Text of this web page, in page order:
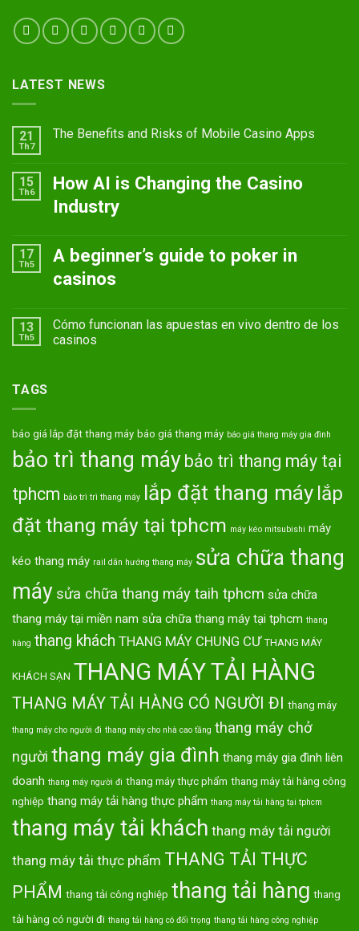
LATEST NEWS
21
Th7
The Benefits and Risks of Mobile Casino Apps
15
Th6
How AI is Changing the Casino
Industry
17
Th5
A beginner’s guide to poker in
casinos
13
Th5
Cómo funcionan las apuestas en vivo dentro de los
casinos
TAGS
báo giá lắp đặt thang máy báo giá thang máy báo giá thang máy gia đình
bảo trì thang máy bảo trì thang máy tại
tphcm bảo trì trì thang máy lắp đặt thang máy lắp
đặt thang máy tại tphcm máy kéo mitsubishi máy
kéo thang máy rail dãn hướng thang máy sửa chữa thang
máy sửa chữa thang máy taih tphcm sửa chữa
thang máy tại miền nam sửa chữa thang máy tại tphcm thang
hàng thang khách THANG MÁY CHUNG CƯ THANG MÁY
KHÁCH SẠN THANG MÁY TẢI HÀNG
THANG MÁY TẢI HÀNG CÓ NGƯỜI ĐI thang máy
thang máy cho người đi thang máy cho nhà cao tầng thang máy chở
người thang máy gia đình thang máy gia đình liên
doanh thang máy người đi thang máy thực phẩm thang máy tải hàng công
nghiệp thang máy tải hàng thực phẩm thang máy tải hàng tại tphcm
thang máy tải khách thang máy tải người
thang máy tải thực phẩm THANG TẢI THỰC
PHẨM thang tải công nghiệp thang tải hàng thang
tải hàng có người đi thang tải hàng có đối trọng thang tải hàng công nghiệp